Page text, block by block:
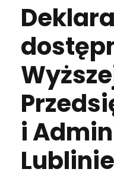
i
Lublinie